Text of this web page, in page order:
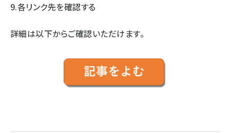
9.各リンク先を確認する
詳細は以下からご確認いただけます。